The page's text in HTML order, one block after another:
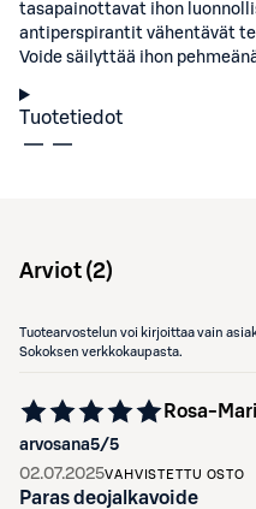
tasapainottavat ihon
antiperspirantit vähentävät
Voide säilyttää ihon
Tuotetiedot
Arviot (2)
Tuotearvostelun voi kirjoittaa vain
Sokoksen verkkokaupasta.
arvosana5/5
Rosa-
02.07.2025VAHVISTETTU OSTO
Paras deojalkavoide